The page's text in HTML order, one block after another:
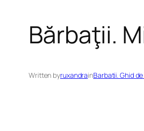
Bărbaţii.
Written byruxandrainBarbatii. Ghid